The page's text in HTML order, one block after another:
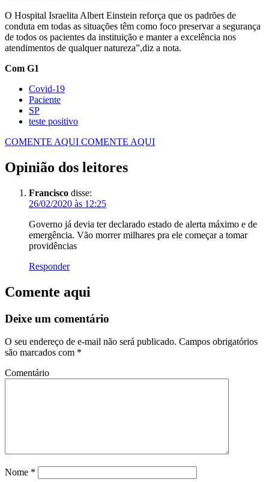
O Hospital Israelita Albert Einstein reforça que os padrões de
conduta em todas as situações têm como foco preservar a segurança
de todos os pacientes da instituição e manter a excelência nos
atendimentos de qualquer natureza”,diz a nota.
Com G1
Covid-19
Paciente
SP
teste positivo
COMENTE AQUI COMENTE AQUI
Opinião dos leitores
Francisco disse:
26/02/2020 às 12:25
Governo já devia ter declarado estado de alerta máximo e de
emergência. Vão morrer milhares pra ele começar a tomar
providências
Responder
Comente aqui
Deixe um comentário
O seu endereço de e-mail não será publicado. Campos obrigatórios
são marcados com *
Comentário
Nome *